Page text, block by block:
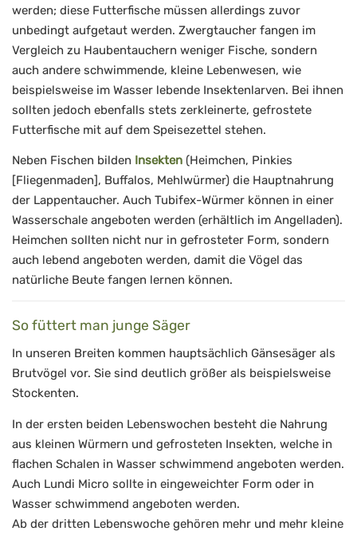
werden; diese Futterfische müssen allerdings zuvor
unbedingt aufgetaut werden. Zwergtaucher fangen im
Vergleich zu Haubentauchern weniger Fische, sondern
auch andere schwimmende, kleine Lebenwesen, wie
beispielsweise im Wasser lebende Insektenlarven. Bei ihnen
sollten jedoch ebenfalls stets zerkleinerte, gefrostete
Futterfische mit auf dem Speisezettel stehen.
Neben Fischen bilden Insekten (Heimchen, Pinkies
[Fliegenmaden], Buffalos, Mehlwürmer) die Hauptnahrung
der Lappentaucher. Auch Tubifex-Würmer können in einer
Wasserschale angeboten werden (erhältlich im Angelladen).
Heimchen sollten nicht nur in gefrosteter Form, sondern
auch lebend angeboten werden, damit die Vögel das
natürliche Beute fangen lernen können.
So füttert man junge Säger
In unseren Breiten kommen hauptsächlich Gänsesäger als
Brutvögel vor. Sie sind deutlich größer als beispielsweise
Stockenten.
In der ersten beiden Lebenswochen besteht die Nahrung
aus kleinen Würmern und gefrosteten Insekten, welche in
flachen Schalen in Wasser schwimmend angeboten werden.
Auch Lundi Micro sollte in eingeweichter Form oder in
Wasser schwimmend angeboten werden.
Ab der dritten Lebenswoche gehören mehr und mehr kleine